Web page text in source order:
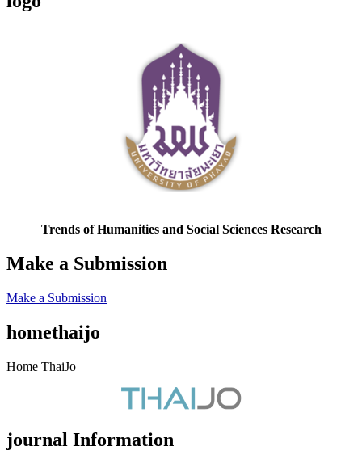
Trends of Humanities and Social Sciences Research
Make a Submission
Make a Submission
homethaijo
Home ThaiJo
journal Information